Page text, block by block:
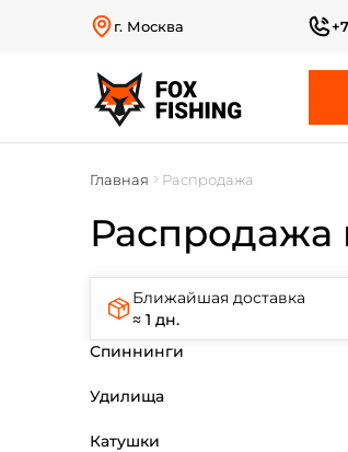
г. Москва
Главная Распродажа
Распродажа
Ближайшая доставка
≈ 1 дн.
Спиннинги
Удилища
Катушки